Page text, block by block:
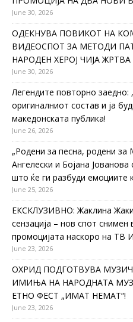
June 30, 2026
ОДЕКНУВА ПОВИКОТ НА
ВИДЕОСПОТ ЗА МЕТОДИ
НАРОДЕН ХЕРОЈ ЧИЈА
June 30, 2026
Легендите повторно заедно:
оригиналниот состав и ја
македонската публика!
June 26, 2026
„Родени за песна, родени за
Ангелески и Бојана
што ќе ги разбуди емоциите
June 25, 2026
ЕКСКЛУЗИВНО: Жаклина Жаки
сензација – нов спот снимен
промоцијата наскоро на ТВ
June 23, 2026
ОХРИД ПОДГОТВУВА
ИМИЊА НА НАРОДНАТА
ЕТНО ФЕСТ „ИМАТ НЕМАТ“!
June 23, 2026